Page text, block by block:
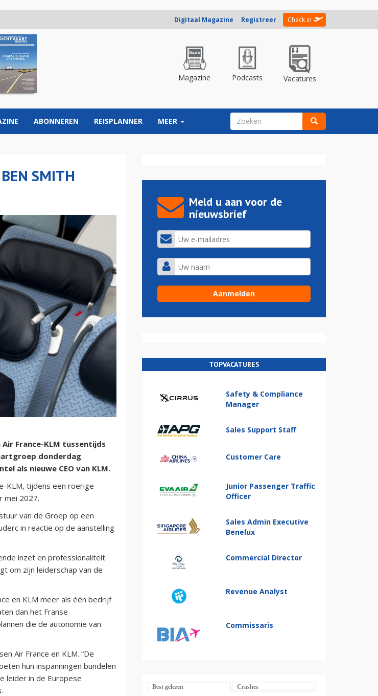
Digitaal Magazine Registreer Check in
Magazine Podcasts Vacatures
ABONNEREN REISPLANNER MEER ZOEKVELD
SMITH
Air France-KLM tussentijds
donderdag
als nieuwe CEO van KLM.
KLM, tijdens een roerige
mei 2027.
van de Groep op een
in reactie op de aanstelling
inzet en professionaliteit
om zijn leiderschap van de
en KLM meer als één bedrijf
dan het Franse
die de autonomie van
Air France en KLM. “De
hun inspanningen bundelen
leider in de Europese
Meld u aan voor de
nieuwsbrief
TOPVACATURES
Safety & Compliance
Manager
Sales Support Staff
Customer Care
Junior Passenger Traffic
Officer
Sales Admin Executive
Benelux
Commercial Director
Revenue Analyst
Commissaris
Best gelezen Crashes